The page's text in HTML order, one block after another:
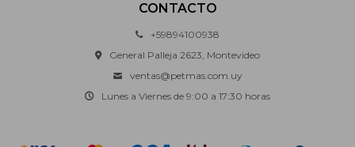
CONTACTO
+59894100938
General Palleja 2623, Montevideo
ventas@petmas.com.uy
Lunes a Viernes de 9:00 a 17:30 horas